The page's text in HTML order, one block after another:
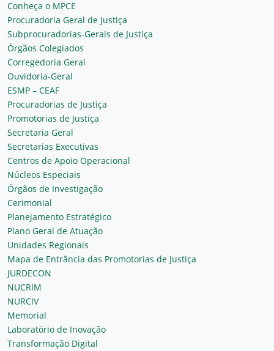
Conheça o MPCE
Procuradoria Geral de Justiça
Subprocuradorias-Gerais de Justiça
Órgãos Colegiados
Corregedoria Geral
Ouvidoria-Geral
ESMP – CEAF
Procuradorias de Justiça
Promotorias de Justiça
Secretaria Geral
Secretarias Executivas
Centros de Apoio Operacional
Núcleos Especiais
Órgãos de Investigação
Cerimonial
Planejamento Estratégico
Plano Geral de Atuação
Unidades Regionais
Mapa de Entrância das Promotorias de Justiça
JURDECON
NUCRIM
NURCIV
Memorial
Laboratório de Inovação
Transformação Digital